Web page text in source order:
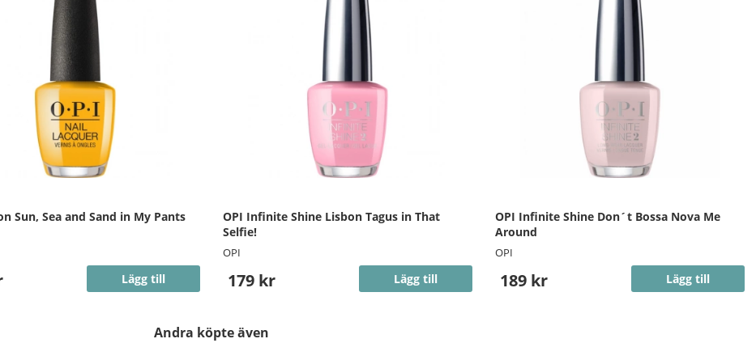
Sun, Sea and Sand in My Pants
Lägg till
OPI Infinite Shine Lisbon Tagus in That
Selfie!
OPI
179 kr Lägg till
OPI Infinite Shine Don´t Bossa Nova Me
Around
OPI
189 kr Lägg till
Andra köpte även